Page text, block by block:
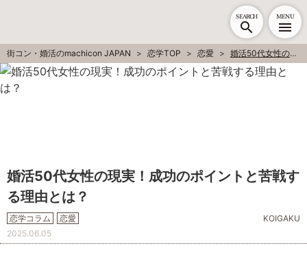
SEARCH MENU
街コン・婚活のmachicon JAPAN 恋学TOP 恋愛 婚活50代女性の現実！成功のポイントと苦戦する理由とは？
婚活50代女性の現実！成功のポイントと苦戦す
る理由とは？
恋学コラム 恋愛
KOIGAKU
2025.06.05